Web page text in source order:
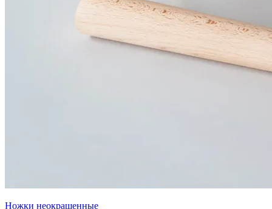
Ножки неокрашенные